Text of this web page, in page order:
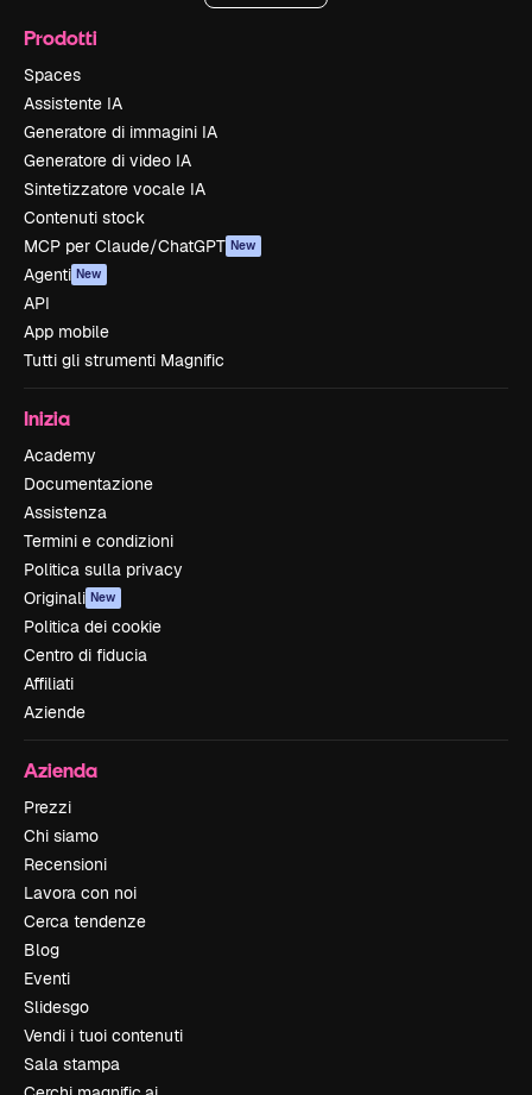
Prodotti
Spaces
Assistente IA
Generatore di immagini IA
Generatore di video IA
Sintetizzatore vocale IA
Contenuti stock
MCP per Claude/ChatGPT New
Agenti New
API
App mobile
Tutti gli strumenti Magnific
Inizia
Academy
Documentazione
Assistenza
Termini e condizioni
Politica sulla privacy
Originali New
Politica dei cookie
Centro di fiducia
Affiliati
Aziende
Azienda
Prezzi
Chi siamo
Recensioni
Lavora con noi
Cerca tendenze
Blog
Eventi
Slidesgo
Vendi i tuoi contenuti
Sala stampa